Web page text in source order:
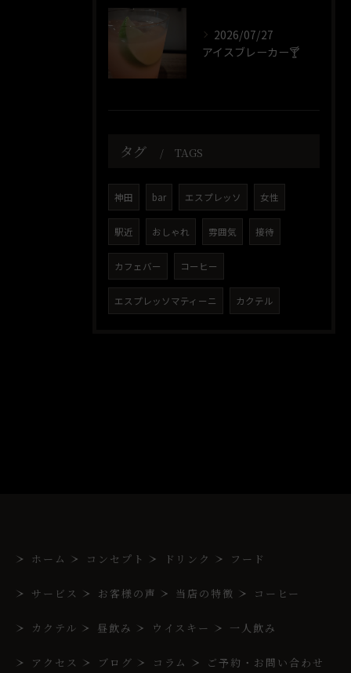
2026/07/27
アイスブレーカー🍸️
タグ TAGS
神田 bar エスプレッソ 女性
駅近 おしゃれ 雰囲気 接待
カフェバー コーヒー
エスプレッソマティーニ カクテル
ホーム コンセプト ドリンク フード
サービス お客様の声 当店の特徴 コーヒー
カクテル 昼飲み ウイスキー 一人飲み
アクセス ブログ コラム ご予約・お問い合わせ